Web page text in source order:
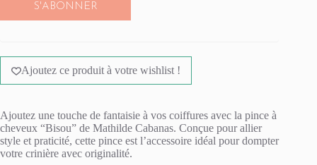
S'ABONNER
Ajoutez ce produit à votre wishlist !
Ajoutez une touche de fantaisie à vos coiffures avec la pince à
cheveux “Bisou” de Mathilde Cabanas. Conçue pour allier
style et praticité, cette pince est l’accessoire idéal pour dompter
votre crinière avec originalité.